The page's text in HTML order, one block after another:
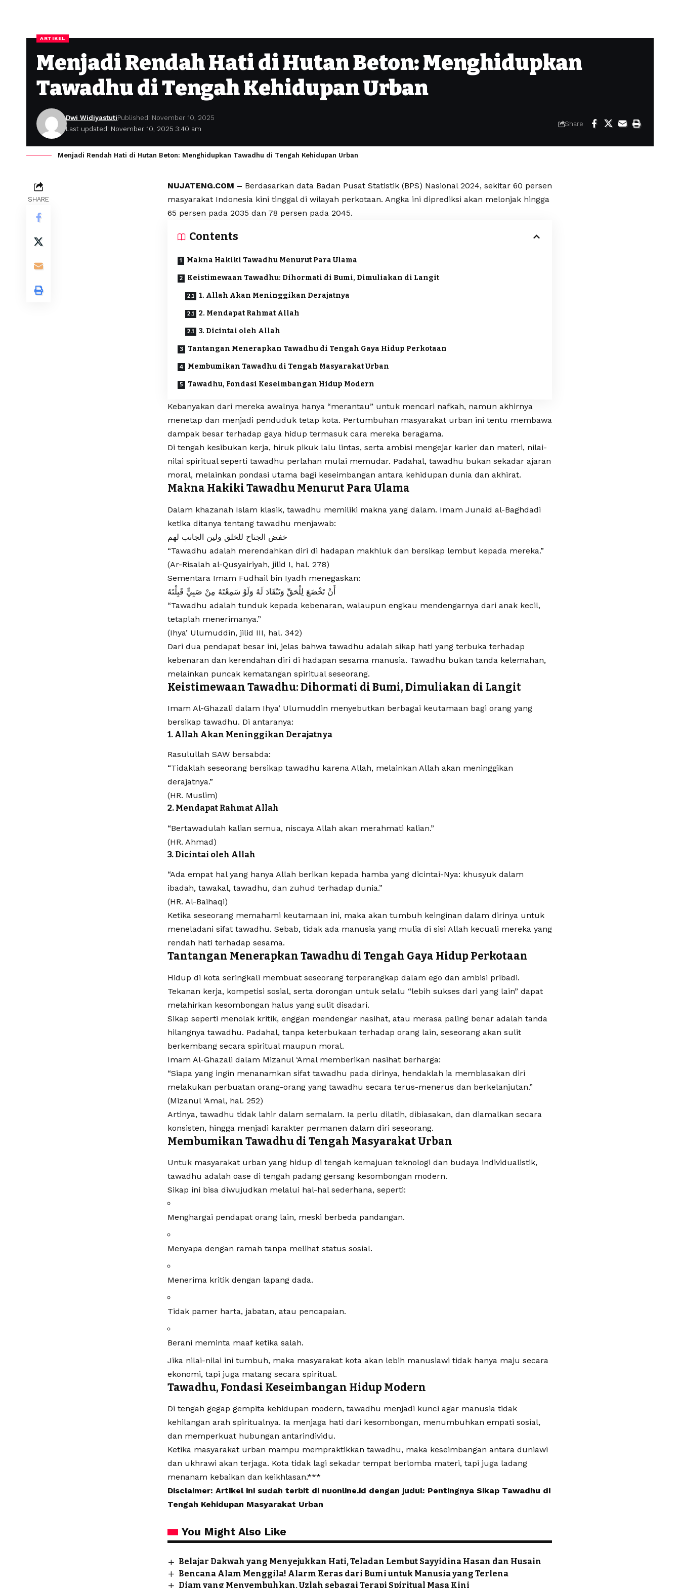
ARTIKEL
Menjadi Rendah Hati di Hutan Beton: Menghidupkan
Tawadhu di Tengah Kehidupan Urban
Last updated: November 10, 2025 3:40 am
Dwi WidiyastutiPublished: November 10, 2025
Share
Menjadi Rendah Hati di Hutan Beton: Menghidupkan Tawadhu di Tengah Kehidupan Urban
SHARE
NUJATENG.COM – Berdasarkan data Badan Pusat Statistik (BPS) Nasional 2024, sekitar 60 persen
masyarakat Indonesia kini tinggal di wilayah perkotaan. Angka ini diprediksi akan melonjak hingga
65 persen pada 2035 dan 78 persen pada 2045.
Contents
Makna Hakiki Tawadhu Menurut Para Ulama
Keistimewaan Tawadhu: Dihormati di Bumi, Dimuliakan di Langit
1. Allah Akan Meninggikan Derajatnya
2. Mendapat Rahmat Allah
3. Dicintai oleh Allah
Tantangan Menerapkan Tawadhu di Tengah Gaya Hidup Perkotaan
Membumikan Tawadhu di Tengah Masyarakat Urban
Tawadhu, Fondasi Keseimbangan Hidup Modern
Kebanyakan dari mereka awalnya hanya “merantau” untuk mencari nafkah, namun akhirnya
menetap dan menjadi penduduk tetap kota. Pertumbuhan masyarakat urban ini tentu membawa
dampak besar terhadap gaya hidup termasuk cara mereka beragama.
Di tengah kesibukan kerja, hiruk pikuk lalu lintas, serta ambisi mengejar karier dan materi, nilai-
nilai spiritual seperti tawadhu perlahan mulai memudar. Padahal, tawadhu bukan sekadar ajaran
moral, melainkan pondasi utama bagi keseimbangan antara kehidupan dunia dan akhirat.
Makna Hakiki Tawadhu Menurut Para Ulama
Dalam khazanah Islam klasik, tawadhu memiliki makna yang dalam. Imam Junaid al-Baghdadi
ketika ditanya tentang tawadhu menjawab:
خفض الجناح للخلق ولين الجانب لهم
“Tawadhu adalah merendahkan diri di hadapan makhluk dan bersikap lembut kepada mereka.”
(Ar-Risalah al-Qusyairiyah, jilid I, hal. 278)
Sementara Imam Fudhail bin Iyadh menegaskan:
أَنْ تَخْضَعَ لِلْحَقِّ وَتَنْقَادَ لَهُ وَلَوْ سَمِعْتَهُ مِنْ صَبِيٍّ قَبِلْتَهُ
“Tawadhu adalah tunduk kepada kebenaran, walaupun engkau mendengarnya dari anak kecil,
tetaplah menerimanya.”
(Ihya’ Ulumuddin, jilid III, hal. 342)
Dari dua pendapat besar ini, jelas bahwa tawadhu adalah sikap hati yang terbuka terhadap
kebenaran dan kerendahan diri di hadapan sesama manusia. Tawadhu bukan tanda kelemahan,
melainkan puncak kematangan spiritual seseorang.
Keistimewaan Tawadhu: Dihormati di Bumi, Dimuliakan di Langit
Imam Al-Ghazali dalam Ihya’ Ulumuddin menyebutkan berbagai keutamaan bagi orang yang
bersikap tawadhu. Di antaranya:
1. Allah Akan Meninggikan Derajatnya
Rasulullah SAW bersabda:
“Tidaklah seseorang bersikap tawadhu karena Allah, melainkan Allah akan meninggikan
derajatnya.”
(HR. Muslim)
2. Mendapat Rahmat Allah
“Bertawadulah kalian semua, niscaya Allah akan merahmati kalian.”
(HR. Ahmad)
3. Dicintai oleh Allah
“Ada empat hal yang hanya Allah berikan kepada hamba yang dicintai-Nya: khusyuk dalam
ibadah, tawakal, tawadhu, dan zuhud terhadap dunia.”
(HR. Al-Baihaqi)
Ketika seseorang memahami keutamaan ini, maka akan tumbuh keinginan dalam dirinya untuk
meneladani sifat tawadhu. Sebab, tidak ada manusia yang mulia di sisi Allah kecuali mereka yang
rendah hati terhadap sesama.
Tantangan Menerapkan Tawadhu di Tengah Gaya Hidup Perkotaan
Hidup di kota seringkali membuat seseorang terperangkap dalam ego dan ambisi pribadi.
Tekanan kerja, kompetisi sosial, serta dorongan untuk selalu “lebih sukses dari yang lain” dapat
melahirkan kesombongan halus yang sulit disadari.
Sikap seperti menolak kritik, enggan mendengar nasihat, atau merasa paling benar adalah tanda
hilangnya tawadhu. Padahal, tanpa keterbukaan terhadap orang lain, seseorang akan sulit
berkembang secara spiritual maupun moral.
Imam Al-Ghazali dalam Mizanul ‘Amal memberikan nasihat berharga:
“Siapa yang ingin menanamkan sifat tawadhu pada dirinya, hendaklah ia membiasakan diri
melakukan perbuatan orang-orang yang tawadhu secara terus-menerus dan berkelanjutan.”
(Mizanul ‘Amal, hal. 252)
Artinya, tawadhu tidak lahir dalam semalam. Ia perlu dilatih, dibiasakan, dan diamalkan secara
konsisten, hingga menjadi karakter permanen dalam diri seseorang.
Membumikan Tawadhu di Tengah Masyarakat Urban
Untuk masyarakat urban yang hidup di tengah kemajuan teknologi dan budaya individualistik,
tawadhu adalah oase di tengah padang gersang kesombongan modern.
Sikap ini bisa diwujudkan melalui hal-hal sederhana, seperti:
Menghargai pendapat orang lain, meski berbeda pandangan.
Menyapa dengan ramah tanpa melihat status sosial.
Menerima kritik dengan lapang dada.
Tidak pamer harta, jabatan, atau pencapaian.
Berani meminta maaf ketika salah.
Jika nilai-nilai ini tumbuh, maka masyarakat kota akan lebih manusiawi tidak hanya maju secara
ekonomi, tapi juga matang secara spiritual.
Tawadhu, Fondasi Keseimbangan Hidup Modern
Di tengah gegap gempita kehidupan modern, tawadhu menjadi kunci agar manusia tidak
kehilangan arah spiritualnya. Ia menjaga hati dari kesombongan, menumbuhkan empati sosial,
dan memperkuat hubungan antarindividu.
Ketika masyarakat urban mampu mempraktikkan tawadhu, maka keseimbangan antara duniawi
dan ukhrawi akan terjaga. Kota tidak lagi sekadar tempat berlomba materi, tapi juga ladang
menanam kebaikan dan keikhlasan.***
Disclaimer: Artikel ini sudah terbit di nuonline.id dengan judul: Pentingnya Sikap Tawadhu di
Tengah Kehidupan Masyarakat Urban
You Might Also Like
Belajar Dakwah yang Menyejukkan Hati, Teladan Lembut Sayyidina Hasan dan Husain
Bencana Alam Menggila! Alarm Keras dari Bumi untuk Manusia yang Terlena
Diam yang Menyembuhkan, Uzlah sebagai Terapi Spiritual Masa Kini